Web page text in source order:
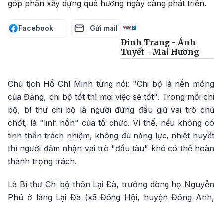
góp phần xây dựng quê hương ngày càng phát triển.
Facebook Gửi mail
Đinh Trang - Ánh
Tuyết - Mai Hương
Chủ tịch Hồ Chí Minh từng nói: "Chi bộ là nền móng
của Đảng, chi bộ tốt thì mọi việc sẽ tốt". Trong mỗi chi
bộ, bí thư chi bộ là người đứng đầu giữ vai trò chủ
chốt, là "linh hồn" của tổ chức. Vì thế, nếu không có
tinh thần trách nhiệm, không đủ năng lực, nhiệt huyết
thì người đảm nhận vai trò "đầu tàu" khó có thể hoàn
thành trọng trách.
Là Bí thư Chi bộ thôn Lại Đà, trưởng dòng họ Nguyễn
Phú ở làng Lại Đà (xã Đông Hội, huyện Đông Anh,